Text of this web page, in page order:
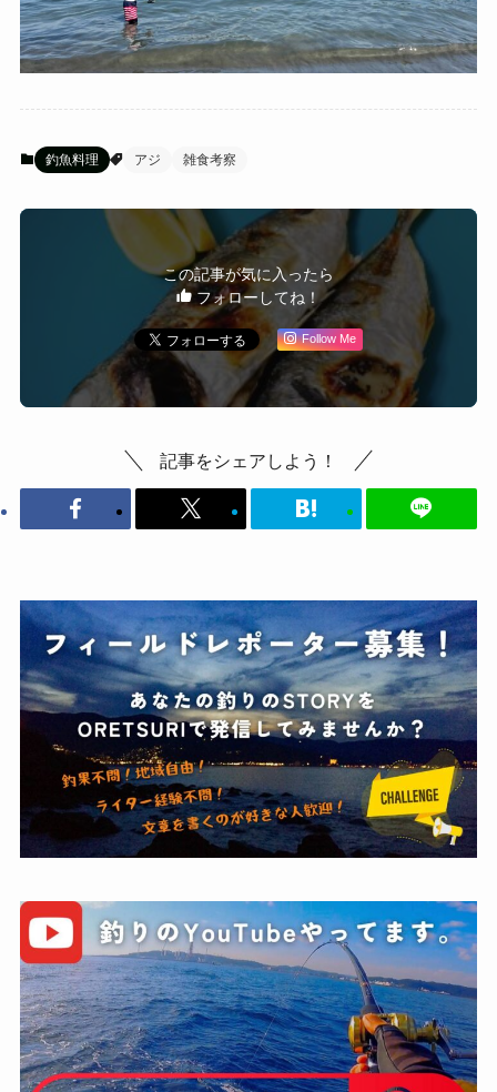
釣魚料理 アジ 雑食考察
この記事が気に入ったら
フォローしてね！
Follow Me
記事をシェアしよう！